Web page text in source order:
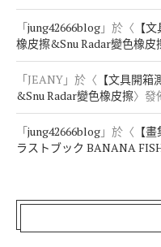
「jung42666blog 」於〈 【
橡皮擦&Snu Radar變色橡皮
「JEANY 」於〈 【文具開
&Snu Radar變色橡皮擦〉發
「jung42666blog 」於〈 【
ラストブック BANANA